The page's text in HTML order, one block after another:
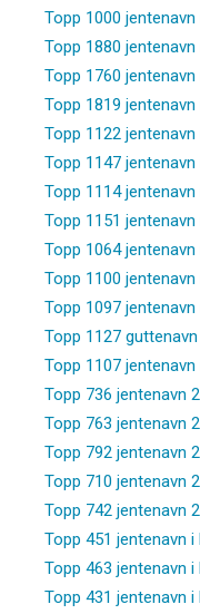
Topp 1000
Topp 1880
Topp 1760 jentenavn
Topp 1819 jentenavn
Topp 1122
Topp 1147
Topp 1114 jentenavn
Topp 1151 jentenavn
Topp 1064
Topp 1100
Topp 1097
Topp 1127
Topp 1107
Topp 736 jentenavn
Topp 763 jentenavn
Topp 792 jentenavn
Topp 710 jentenavn
Topp 742 jentenavn
Topp 451 jentenavn
Topp 463 jentenavn
Topp 431 jentenavn